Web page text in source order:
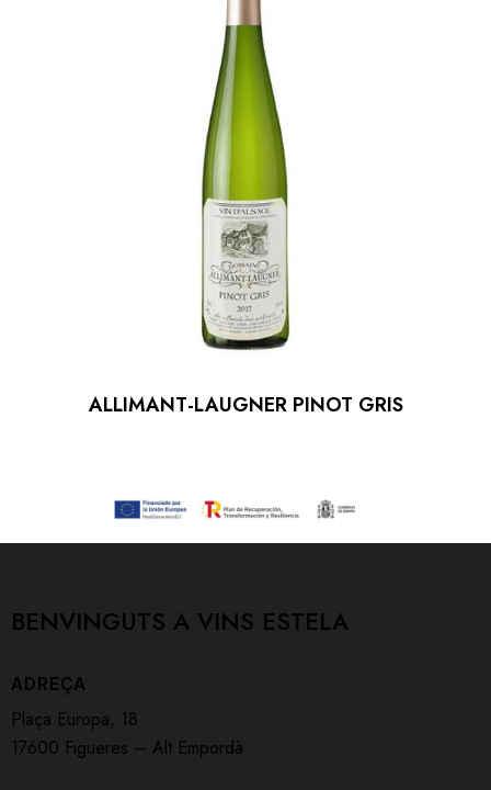
ALLIMANT-LAUGNER PINOT GRIS
BENVINGUTS A VINS ESTELA
ADREÇA
Plaça Europa, 18
17600 Figueres – Alt Empordà